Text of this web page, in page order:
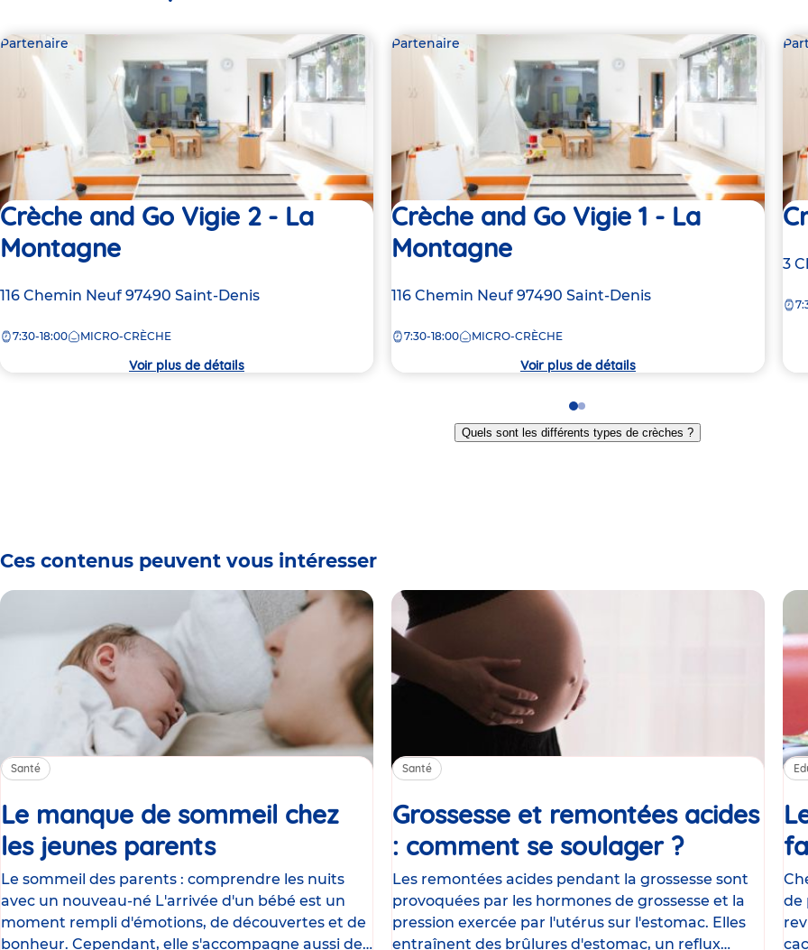
Partenaire
Crèche and Go Vigie 2 - La
Montagne
Adresse
la
116 Chemin Neuf 97490 Saint-Denis
7:30-18:00 MICRO-CRÈCHE
Voir plus de détails
Partenaire
Crèche and Go Vigie 1 - La
Montagne
Adresse
la
116 Chemin Neuf 97490 Saint-Denis
7:30-18:00 MICRO-CRÈCHE
Voir plus de détails
la
3
Go
to
slide
Go
to
slide
Quels sont les différents types de crèches ?
Ces contenus peuvent vous intéresser
Santé
Le manque de sommeil chez
les jeunes parentsArticle
Le sommeil des parents : comprendre les nuits
avec un nouveau-né L'arrivée d'un bébé est un
moment rempli d'émotions, de découvertes et de
bonheur. Cependant, elle s'accompagne aussi de
Santé
Grossesse et remontées acides
: comment se soulager ?Article
Les remontées acides pendant la grossesse sont
provoquées par les hormones de grossesse et la
pression exercée par l'utérus sur l'estomac. Elles
entraînent des brûlures d'estomac, un reflux
de